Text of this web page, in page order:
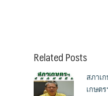
Related Posts
สภาเ
เกษต